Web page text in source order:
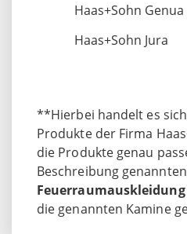
Haas+Sohn Genua
Haas+Sohn Jura
**Hierbei handelt es
Produkte der Firma
die Produkte genau
Beschreibung
Feuerraumauskleidung
die genannten Kamine